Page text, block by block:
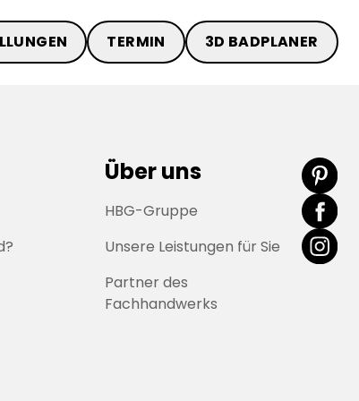
TERMIN 3D BADPLANER
Über uns
HBG-Gruppe
Unsere Leistungen für Sie
Partner des
Fachhandwerks